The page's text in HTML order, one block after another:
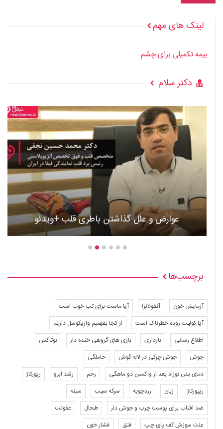
لینک های مهم
بیمه تکمیلی برای چشم
دکتر سلام
عوارض و علل گذاشتن باطری قلب +ویدئو
برچسب‌ها
آزمایش خون آنفولانزا
آیا ماست برای تب خوب است
آیا کولیت روده خطرناک است
از کجا بفهمیم واریکوسل داریم
اطلاع رسانی
بارداری بازی های گروهی خنده دار
بوتاکس
جوش
جوش چرکی در لاله گوش
حاملگی
دمای بدن نوزاد بعد از واکسن دو ماهگی
رحم رشد ابرو
رپورتاژ
ریپورتاژ
زبان زردچوبه سرکه سیب
سینه
ضد افتاب برای پوست چرب و جوش دار
طحال
عفونت
علت سوزش کف پای چپ
فتق فشار خون